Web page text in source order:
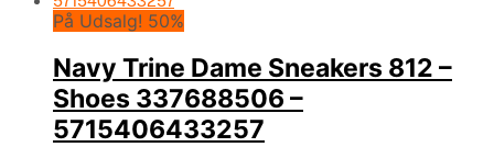
På Udsalg! 50%
Navy Trine Dame Sneakers 812 –
Shoes 337688506 –
5715406433257